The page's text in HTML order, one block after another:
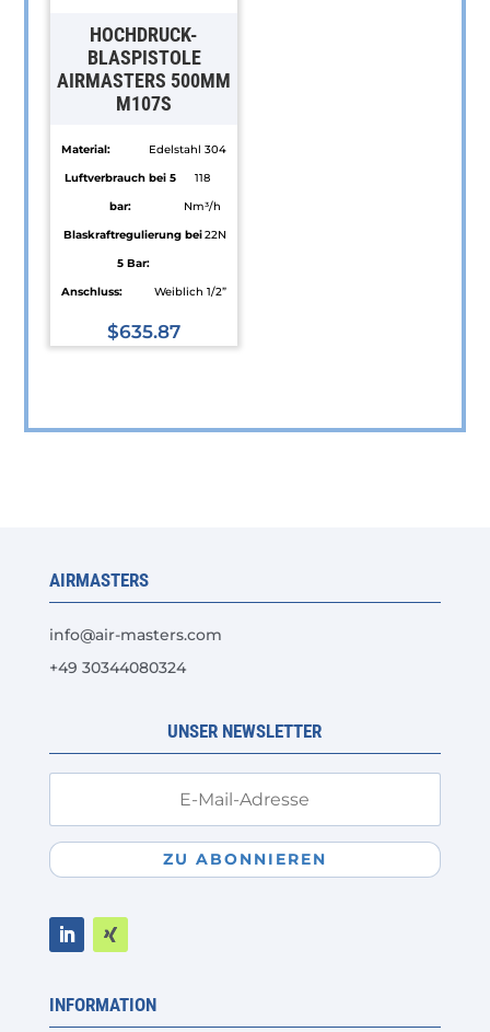
Produktseite
gewählt
werden
HOCHDRUCK-
BLASPISTOLE
AIRMASTERS 500MM
M107S
Material:
Edelstahl 304
Luftverbrauch bei 5
bar:
118
Nm³/h
Blaskraftregulierung bei
5 Bar:
22N
Anschluss: Weiblich 1/2”
$635.87
können
der
Produktseite
werden
AIRMASTERS
info@air-masters.com
+49 30344080324
UNSER NEWSLETTER
ZU ABONNIEREN
INFORMATION